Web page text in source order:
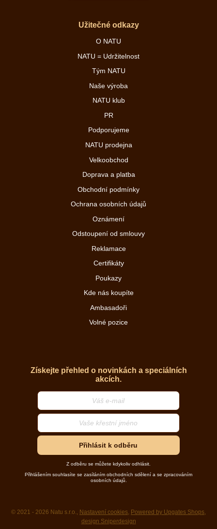
Užitečné odkazy
O NATU
NATU = Udržitelnost
Tým NATU
Naše výroba
NATU klub
PR
Podporujeme
NATU prodejna
Velkoobchod
Doprava a platba
Obchodní podmínky
Ochrana osobních údajů
Oznámení
Odstoupení od smlouvy
Reklamace
Certifikáty
Poukazy
Kde nás koupíte
Ambasadoři
Volné pozice
Získejte přehled o novinkách a speciálních
akcích.
Přihlásit k odběru
Z odběru se můžete kdykoliv odhlásit.
Přihlášením souhlasíte se zasíláním obchodních sdělení a se zpracováním
osobních údajů.
© 2021 - 2026 Natu s.r.o., Nastavení cookies, Powered by Upgates Shops,
design Sniperdesign